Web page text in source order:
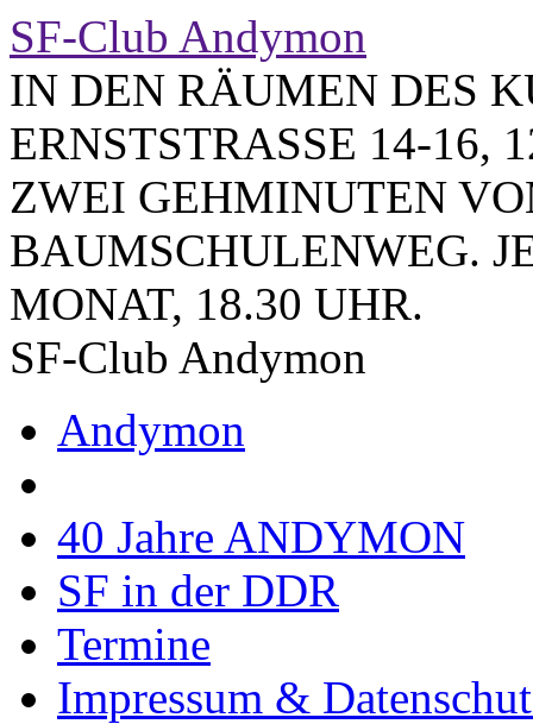
SF-Club Andymon
IN DEN RÄUMEN DES
ERNSTSTRASSE 14-16,
ZWEI GEHMINUTEN
BAUMSCHULENWEG.
MONAT, 18.30 UHR.
SF-Club Andymon
Andymon
40 Jahre ANDYMON
SF in der DDR
Termine
Impressum &